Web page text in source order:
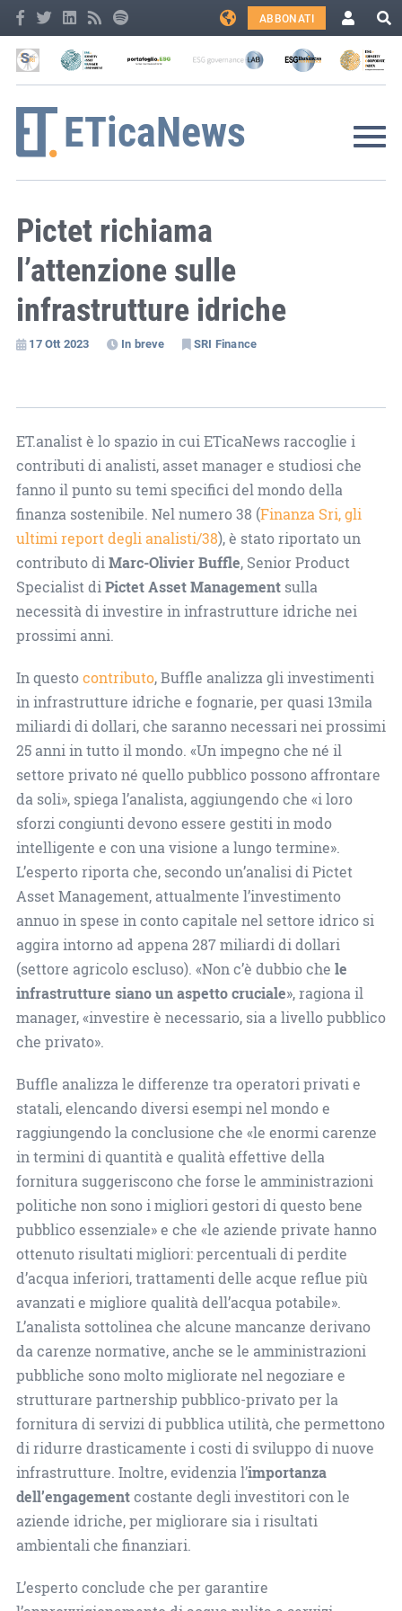
ABBONATI
Pictet richiama
l’attenzione sulle
infrastrutture idriche
17 Ott 2023 In breve SRI Finance
ET.analist è lo spazio in cui ETicaNews raccoglie i
contributi di analisti, asset manager e studiosi che
fanno il punto su temi specifici del mondo della
finanza sostenibile. Nel numero 38 (Finanza Sri, gli
ultimi report degli analisti/38), è stato riportato un
contributo diMarc-Olivier Buffle, Senior Product
Specialist diPictet Asset Managementsulla
necessità di investire in infrastrutture idriche nei
prossimi anni.
In questocontributo, Buffle analizza gli investimenti
in infrastrutture idriche e fognarie, per quasi 13mila
miliardi di dollari, che saranno necessari nei prossimi
25 anni in tutto il mondo. «Un impegno che né il
settore privato né quello pubblico possono affrontare
da soli», spiega l’analista, aggiungendo che «i loro
sforzi congiunti devono essere gestiti in modo
intelligente e con una visione a lungo termine».
L’esperto riporta che, secondo un’analisi di Pictet
Asset Management, attualmente l’investimento
annuo in spese in conto capitale nel settore idrico si
aggira intorno ad appena 287 miliardi di dollari
(settore agricolo escluso). «Non c’è dubbio che le
infrastrutture siano un aspetto cruciale», ragiona il
manager, «investire è necessario, sia a livello pubblico
che privato».
Buffle analizza le differenze tra operatori privati e
statali, elencando diversi esempi nel mondo e
raggiungendo la conclusione che «le enormi carenze
in termini di quantità e qualità effettive della
fornitura suggeriscono che forse le amministrazioni
politiche non sono i migliori gestori di questo bene
pubblico essenziale» e che «le aziende private hanno
ottenuto risultati migliori: percentuali di perdite
d’acqua inferiori, trattamenti delle acque reflue più
avanzati e migliore qualità dell’acqua potabile».
L’analista sottolinea che alcune mancanze derivano
da carenze normative, anche se le amministrazioni
pubbliche sono molto migliorate nel negoziare e
strutturare partnership pubblico-privato per la
fornitura di servizi di pubblica utilità, che permettono
di ridurre drasticamente i costi di sviluppo di nuove
infrastrutture. Inoltre, evidenzia l’importanza
dell’engagementcostante degli investitori con le
aziende idriche, per migliorare sia i risultati
ambientali che finanziari.
L’esperto conclude che per garantire